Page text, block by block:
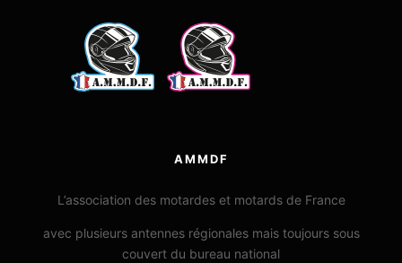
AMMDF
L’association des motardes et motards de France
avec plusieurs antennes régionales mais toujours sous
couvert du bureau national